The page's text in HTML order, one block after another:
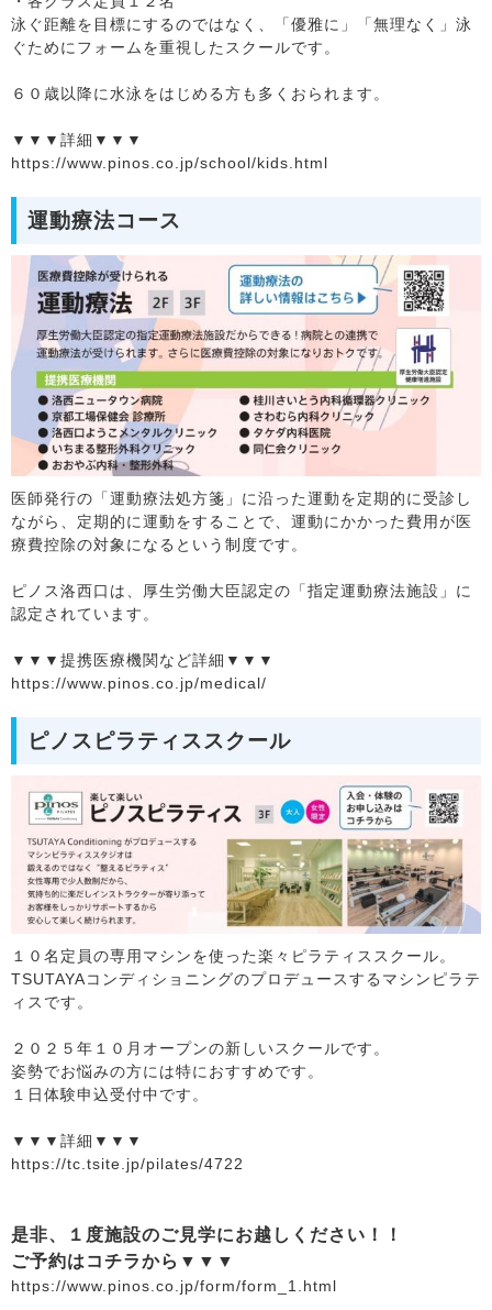
泳ぐ距離を目標にするのではなく、「優雅に」「無理なく」泳
ぐためにフォームを重視したスクールです。
６０歳以降に水泳をはじめる方も多くおられます。
▼▼▼詳細▼▼▼
https://www.pinos.co.jp/school/kids.html
運動療法コース
医師発行の「運動療法処方箋」に沿った運動を定期的に受診し
ながら、定期的に運動をすることで、運動にかかった費用が医
療費控除の対象になるという制度です。
ピノス洛西口は、厚生労働大臣認定の「指定運動療法施設」に
認定されています。
▼▼▼提携医療機関など詳細▼▼▼
https://www.pinos.co.jp/medical/
ピノスピラティススクール
１０名定員の専用マシンを使った楽々ピラティススクール。
TSUTAYAコンディショニングのプロデュースするマシンピラテ
ィスです。
２０２５年１０月オープンの新しいスクールです。
姿勢でお悩みの方には特におすすめです。
１日体験申込受付中です。
▼▼▼詳細▼▼▼
https://tc.tsite.jp/pilates/4722
是非、１度施設のご見学にお越しください！！
ご予約はコチラから▼▼▼
https://www.pinos.co.jp/form/form_1.html